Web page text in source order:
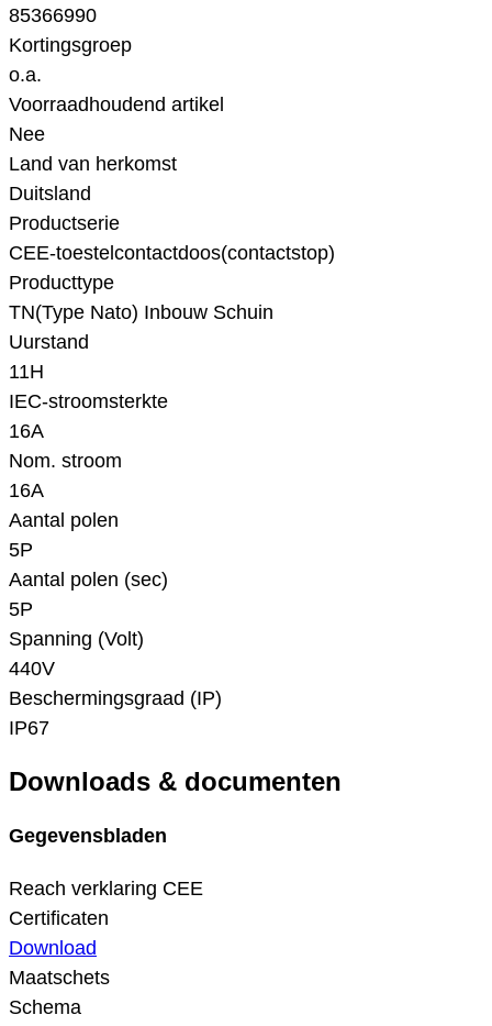
85366990
Kortingsgroep
o.a.
Voorraadhoudend artikel
Nee
Land van herkomst
Duitsland
Productserie
CEE-toestelcontactdoos(contactstop)
Producttype
TN(Type Nato) Inbouw Schuin
Uurstand
11H
IEC-stroomsterkte
16A
Nom. stroom
16A
Aantal polen
5P
Aantal polen (sec)
5P
Spanning (Volt)
440V
Beschermingsgraad (IP)
IP67
Downloads & documenten
Gegevensbladen
Reach verklaring CEE
Certificaten
Download
Maatschets
Schema